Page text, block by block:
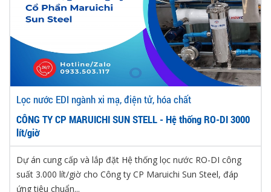
Lọc nước EDI ngành xi mạ, điện tử, hóa chất
CÔNG TY CP MARUICHI SUN STELL - Hệ thống RO-DI 3000
lít/giờ
Dự án cung cấp và lắp đặt Hệ thống lọc nước RO-DI công
suất 3.000 lít/giờ cho Công ty CP Maruichi Sun Steel, đáp
ứng tiêu chuẩn...